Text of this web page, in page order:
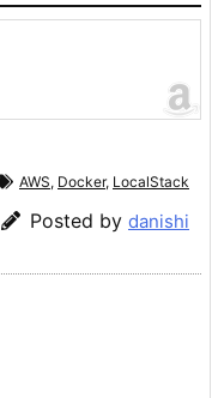
AWS, Docker, LocalStack
Posted by danishi